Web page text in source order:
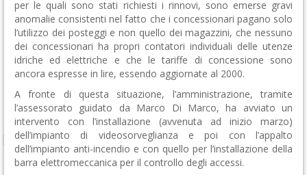
per le quali sono stati richiesti i rinnovi, sono emerse gravi
anomalie consistenti nel fatto che i concessionari pagano solo
l’utilizzo dei posteggi e non quello dei magazzini, che nessuno
dei concessionari ha propri contatori individuali delle utenze
idriche ed elettriche e che le tariffe di concessione sono
ancora espresse in lire, essendo aggiornate al 2000.
A fronte di questa situazione, l’amministrazione, tramite
l’assessorato guidato da Marco Di Marco, ha avviato un
intervento con l’installazione (avvenuta ad inizio marzo)
dell’impianto di videosorveglianza e poi con l’appalto
dell’impianto anti-incendio e con quello per l’installazione della
barra elettromeccanica per il controllo degli accessi.